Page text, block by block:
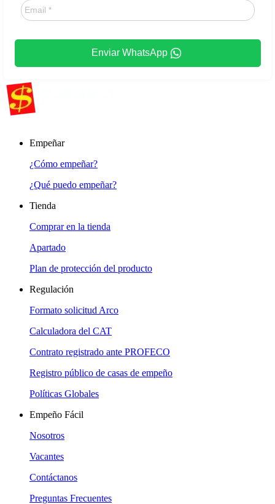
Enviar WhatsApp
Empeñar
¿Cómo empeñar?
¿Qué puedo empeñar?
Tienda
Comprar en la tienda
Apartado
Plan de protección del producto
Regulación
Formato solicitud Arco
Calculadora del CAT
Contrato registrado ante PROFECO
Registro público de casas de empeño
Políticas Globales
Empeño Fácil
Nosotros
Vacantes
Contáctanos
Preguntas Frecuentes